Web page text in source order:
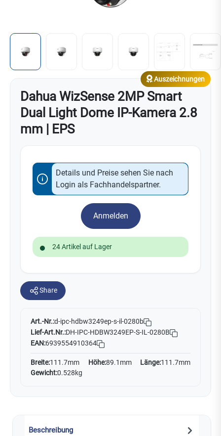
Dahua WizSense 2MP Smart
Dual Light Dome IP-Kamera 2.8
mm | EPS
Auszeichnungen
Details und Preise sehen Sie nach
Login als Fachhandelspartner.
Anmelden
24 Artikel auf Lager
Share
Art.-Nr.:d-ipc-hdbw3249ep-s-il-0280b
Lief-Art.Nr.:DH-IPC-HDBW3249EP-S-IL-0280B
EAN:6939554910364
Breite:111.7mm Höhe:89.1mm Länge:111.7mm
Gewicht:0.528kg
Beschreibung